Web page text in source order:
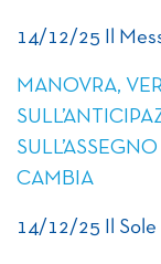
14/12/25 Il
MANOVRA,
CAMBIA
14/12/25 Il Sole